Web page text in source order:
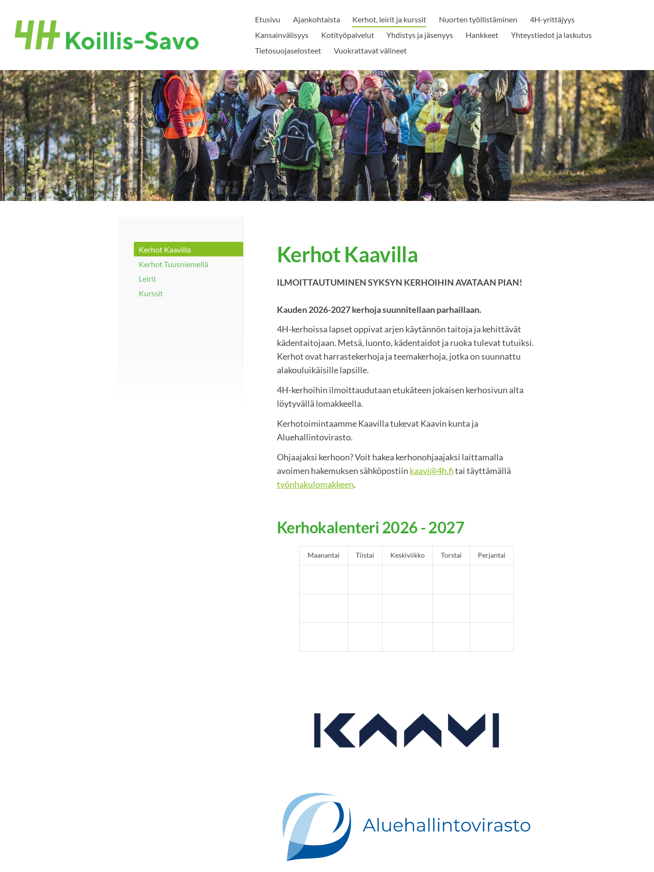
sivun
sisältöön
Koillis-Savon 4H-yhdistys
Etusivu Ajankohtaista Kerhot, leirit ja kurssit Nuorten työllistäminen
4H-yrittäjyys
Kansainvälisyys
Kotityöpalvelut Yhdistys ja jäsenyys Hankkeet
Yhteystiedot ja laskutus
Tietosuojaselosteet
Vuokrattavat välineet
Kerhot Kaavilla
Kerhot Tuusniemellä
Leirit
Kurssit
Kerhot Kaavilla
ILMOITTAUTUMINEN SYKSYN KERHOIHIN AVATAAN PIAN!
Kauden 2026-2027 kerhoja suunnitellaan parhaillaan.
4H-kerhoissa lapset oppivat arjen käytännön taitoja ja kehittävät
kädentaitojaan. Metsä, luonto, kädentaidot ja ruoka tulevat tutuiksi.
Kerhot ovat harrastekerhoja ja teemakerhoja, jotka on suunnattu
alakouluikäisille lapsille.
4H-kerhoihin ilmoittaudutaan etukäteen jokaisen kerhosivun alta
löytyvällä lomakkeella.
Kerhotoimintaamme Kaavilla tukevat Kaavin kunta ja
Aluehallintovirasto.
Ohjaajaksi kerhoon? Voit hakea kerhonohjaajaksi laittamalla
avoimen hakemuksen sähköpostiin kaavi@4h.fitai täyttämällä
työnhakulomakkeen.
Kerhokalenteri 2026 - 2027
Maanantai Tiistai Keskiviikko Torstai Perjantai